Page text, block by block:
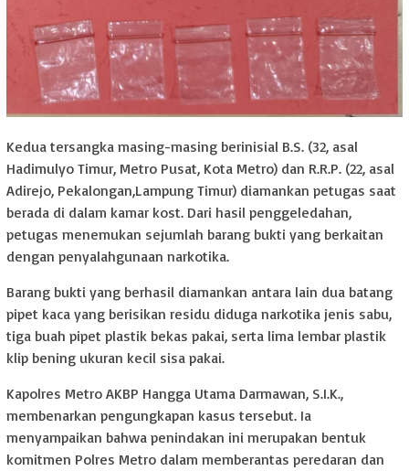
Kedua tersangka masing-masing berinisial B.S. (32, asal
Hadimulyo Timur, Metro Pusat, Kota Metro) dan R.R.P. (22, asal
Adirejo, Pekalongan,Lampung Timur) diamankan petugas saat
berada di dalam kamar kost. Dari hasil penggeledahan,
petugas menemukan sejumlah barang bukti yang berkaitan
dengan penyalahgunaan narkotika.
Barang bukti yang berhasil diamankan antara lain dua batang
pipet kaca yang berisikan residu diduga narkotika jenis sabu,
tiga buah pipet plastik bekas pakai, serta lima lembar plastik
klip bening ukuran kecil sisa pakai.
Kapolres Metro AKBP Hangga Utama Darmawan, S.I.K.,
membenarkan pengungkapan kasus tersebut. Ia
menyampaikan bahwa penindakan ini merupakan bentuk
komitmen Polres Metro dalam memberantas peredaran dan